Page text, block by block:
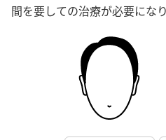
間を要しての治療が必要になり